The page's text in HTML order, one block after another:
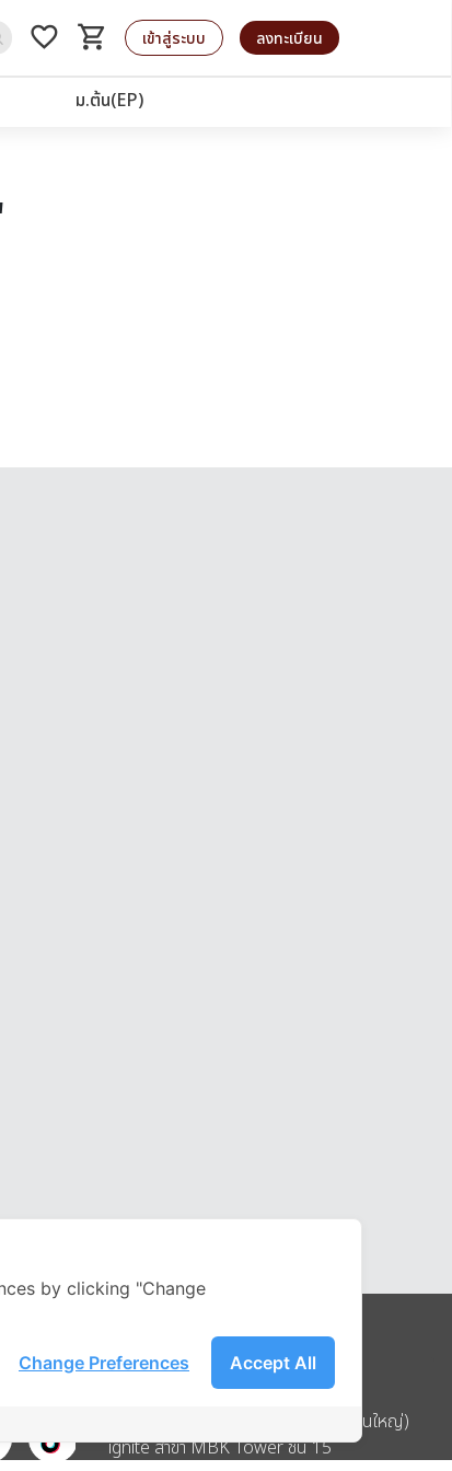
favorite_border shopping_cart
รถเข็น เข้าสู่ระบบ ลงทะเบียน
ม.ต้น(EP)
Address
บริษัท อิกไนท์ เอ สตาร์ จำกัด (สำนักงานใหญ่)
ignite สาขา MBK Tower ชั้น 15
by clicking "Change
Accept All
Change Preferences